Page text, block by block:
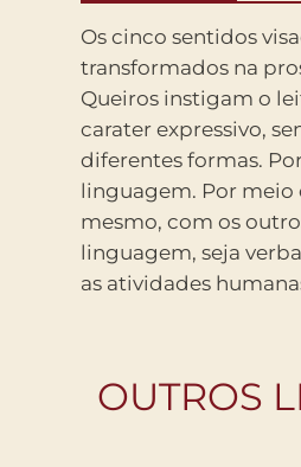
Os cinco sentidos visao, audicao, olfato, paladar e tato
transformados na
Queiros instigam o
carater expressivo,
diferentes formas. Por meio dos sentidos produzimos
linguagem. Por
mesmo, com os
linguagem, seja
as atividades
desafio da sociedade contemporanea. Por meio dos sentidos
suspeitamos o
Olhamos as aguas
Com os ouvidos nos
o nariz sentimos os cheiros do mundo. ( ) Com a boca
sentimos o sabor das
olha nos nos sentimos
OUTROS